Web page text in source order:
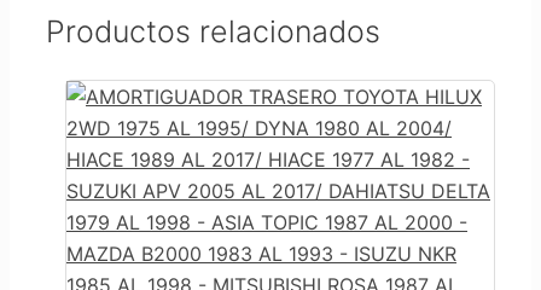
Productos relacionados